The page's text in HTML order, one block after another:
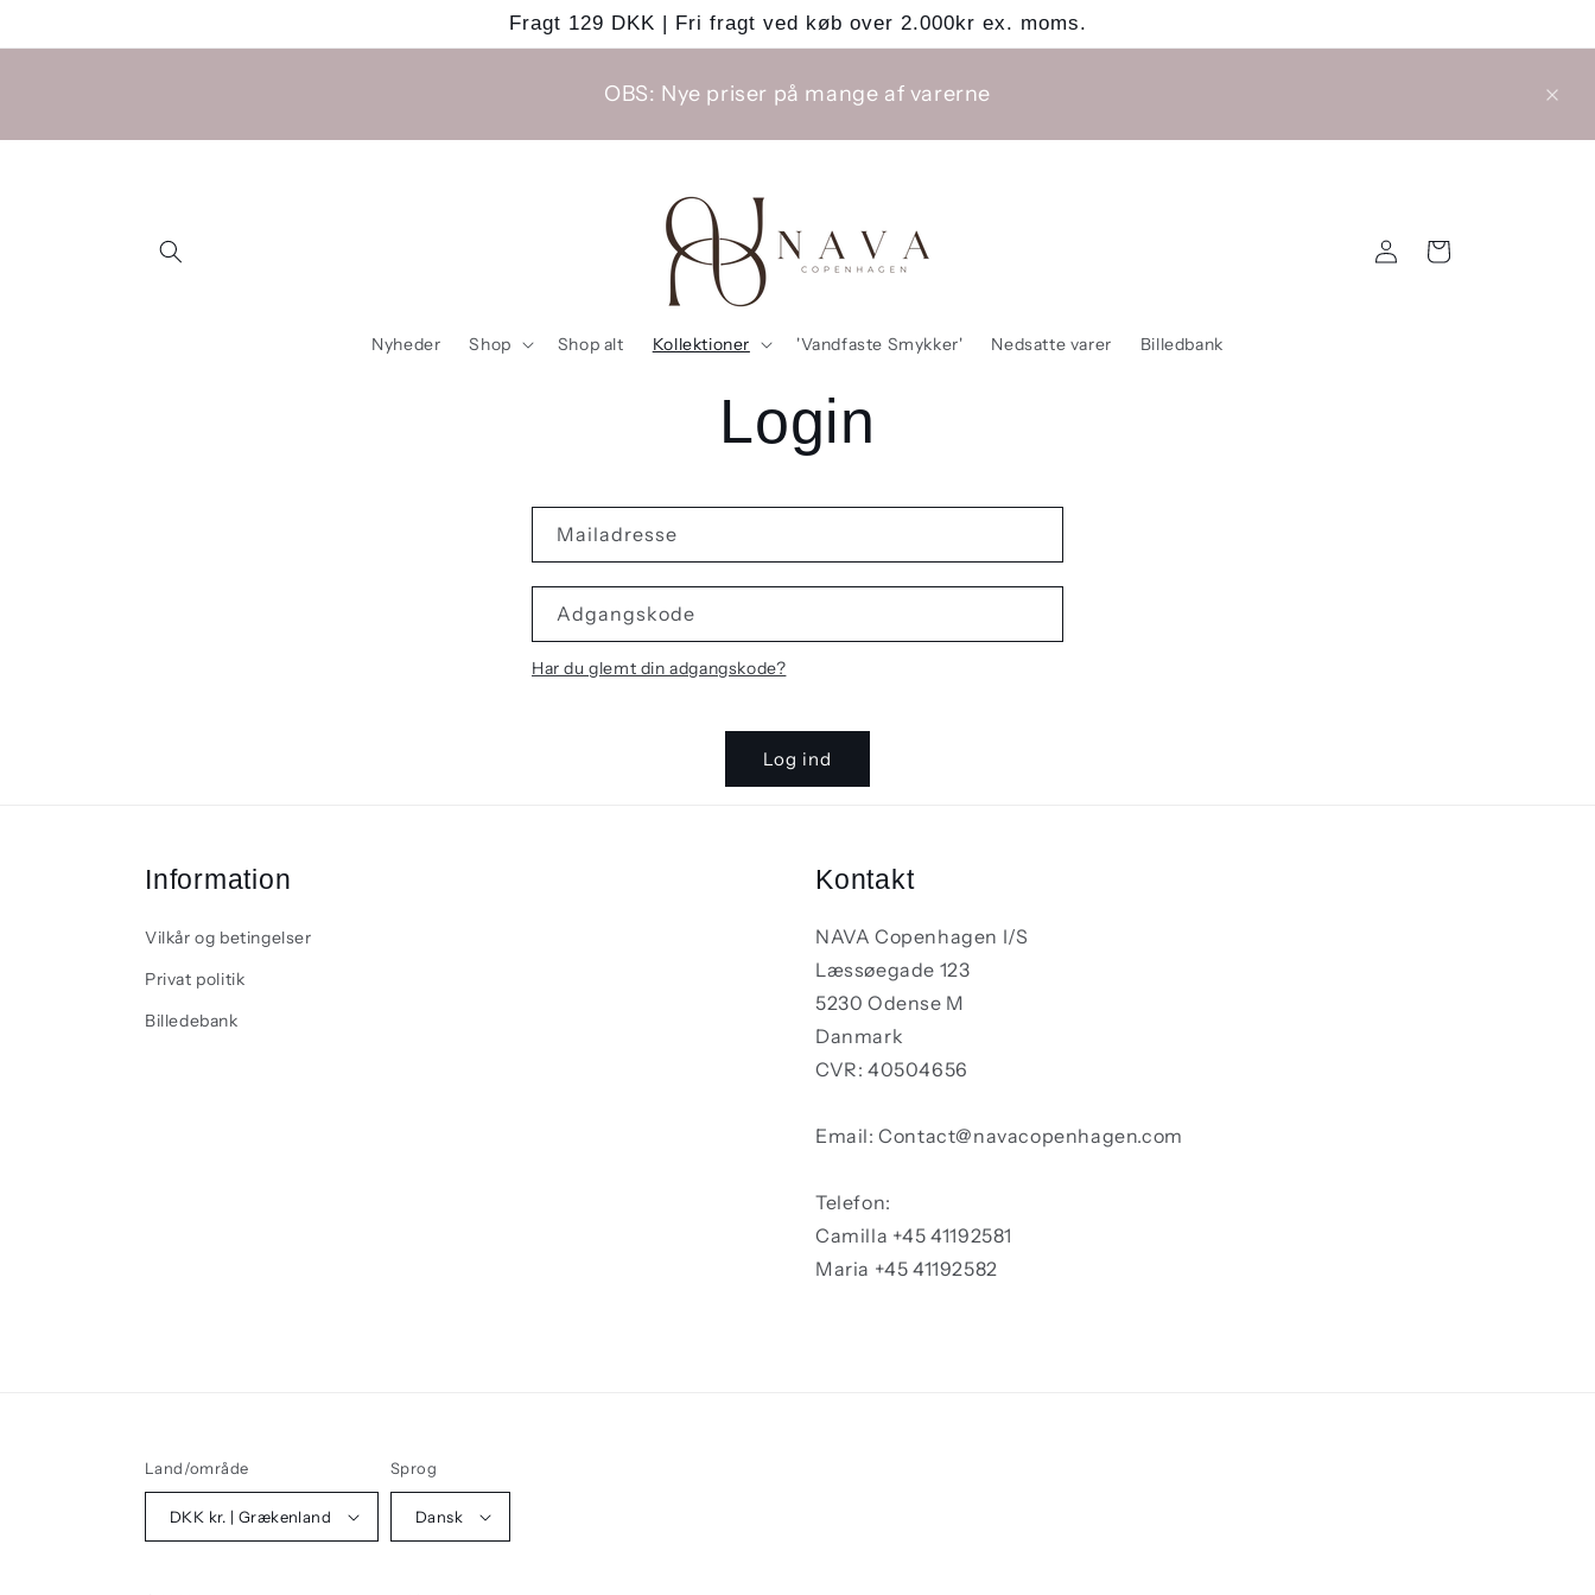
Fragt 129 DKK | Fri fragt ved køb over 2.000kr ex. moms.
OBS: Nye priser på mange af varerne
Nyheder Shop Shop alt Kollektioner 'Vandfaste Smykker' Nedsatte varer Billedbank
ind
Indkøbskurv
Login
Mailadresse
Adgangskode
Har du glemt din adgangskode?
Log ind
Information
Vilkår og betingelser
Privat politik
Billedebank
Kontakt
NAVA Copenhagen I/S
Læssøegade 123
5230 Odense M
Danmark
CVR: 40504656
Email: Contact@navacopenhagen.com
Telefon:
Camilla +45 41192581
Maria +45 41192582
Land/område
DKK kr. | Grækenland
Sprog
Dansk